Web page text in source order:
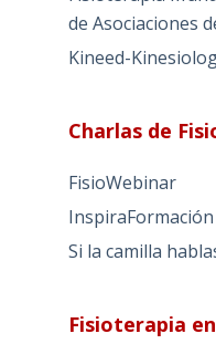
de Asociaciones
Kineed-
Charlas de
FisioWebinar
InspiraFormación
Si la camilla
Fisioterapia